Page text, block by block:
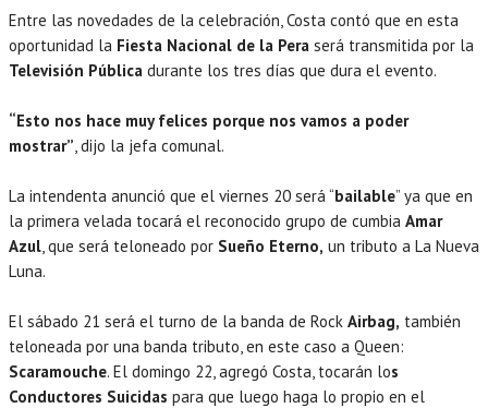
Entre las novedades de la celebración, Costa contó que en esta
oportunidad la Fiesta Nacional de la Pera será transmitida por la
Televisión Pública durante los tres días que dura el evento.
“Esto nos hace muy felices porque nos vamos a poder
mostrar”, dijo la jefa comunal.
La intendenta anunció que el viernes 20 será “bailable” ya que en
la primera velada tocará el reconocido grupo de cumbia Amar
Azul, que será teloneado por Sueño Eterno, un tributo a La Nueva
Luna.
El sábado 21 será el turno de la banda de Rock Airbag, también
teloneada por una banda tributo, en este caso a Queen:
Scaramouche. El domingo 22, agregó Costa, tocarán los
Conductores Suicidas para que luego haga lo propio en el